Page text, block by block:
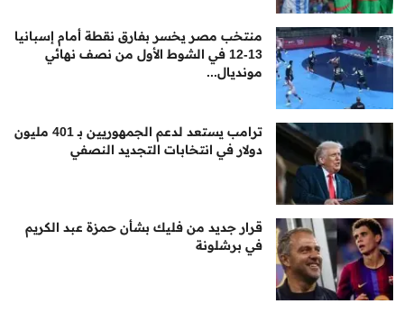
منتخب مصر يخسر بفارق نقطة أمام إسبانيا
13-12 في الشوط الأول من نصف نهائي
مونديال...
ترامب يستعد لدعم الجمهوريين بـ 401 مليون
دولار في انتخابات التجديد النصفي
قرار جديد من فليك بشأن حمزة عبد الكريم
في برشلونة